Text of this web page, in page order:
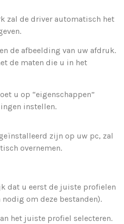
zal de driver automatisch het
de afbeelding van uw afdruk.
de maten die u in het
u op “eigenschappen”
instellen.
zijn op uw pc, zal
overnemen.
dat u eerst de juiste profielen
om deze bestanden).
het juiste profiel selecteren.